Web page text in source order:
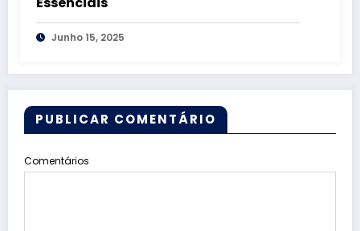
Junho 15, 2025
PUBLICAR COMENTÁRIO
Comentários